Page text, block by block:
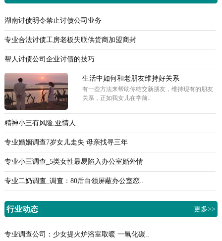
湖南讨债明令禁止讨债公司业务
专业合法讨债工房老板失联供货商加盟商封
帮人讨债公司企业讨债的技巧
生活中如何和老朋友维持好关系
有一些方法来帮助你结交新朋友，维持现有的朋友
关系，正如我女儿在学前..
精神小三有风险,亚情人
专业婚姻调查7岁女儿走失 母亲找寻三年
专业小三调查_5类女性最易陷入办公室婚外情
专业二奶调查_调查：80后白领屏蔽办公室恋..
行业动态 更多>>
专业调查公司：少女提火炉浴室取暖 一氧化碳..